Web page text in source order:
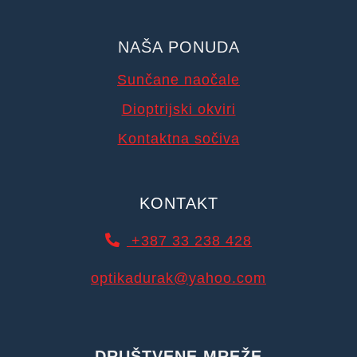
NAŠA PONUDA
Sunčane naočale
Dioptrijski okviri
Kontaktna sočiva
KONTAKT
+387 33 238 428
optikadurak@yahoo.com